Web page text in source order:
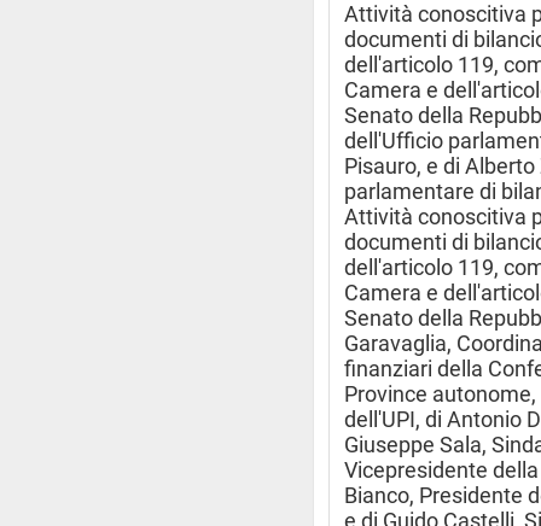
Attività conoscitiva
documenti di
dell'articolo 119,
Camera e
Senato della
dell'Ufficio
Pisauro, e di
parlamentare di
Attività conoscitiva
documenti di
dell'articolo 119,
Camera e
Senato della
Garavaglia,
finanziari della
Province
dell'UPI, di Antonio
Giuseppe Sala,
Vicepresidente
Bianco, Presidente